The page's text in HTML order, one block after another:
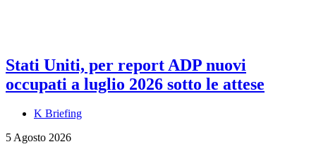
Stati Uniti, per report ADP nuovi
occupati a luglio 2026 sotto le attese
K Briefing
5 Agosto 2026